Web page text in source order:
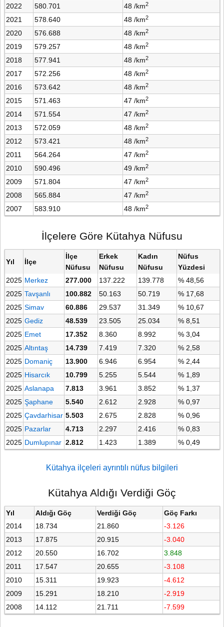
2022 580.701 48 /km2
2021 578.640 48 /km2
2020 576.688 48 /km2
2019 579.257 48 /km2
2018 577.941 48 /km2
2017 572.256 48 /km2
2016 573.642 48 /km2
2015 571.463 47 /km2
2014 571.554 47 /km2
2013 572.059 48 /km2
2012 573.421 48 /km2
2011 564.264 47 /km2
2010 590.496 49 /km2
2009 571.804 47 /km2
2008 565.884 47 /km2
2007 583.910 48 /km2
İlçelere Göre Kütahya Nüfusu
Yıl İlçe
İlçe
Nüfusu
Erkek
Nüfusu
Kadın
Nüfusu
Nüfus
Yüzdesi
2025 Merkez 277.000 137.222 139.778
% 48,56
2025 Tavşanlı 100.882 50.163 50.719
% 17,68
2025 Simav 60.886 29.537 31.349
% 10,67
2025 Gediz 48.539 23.505 25.034
% 8,51
2025 Emet 17.352 8.360 8.992
% 3,04
2025 Altıntaş 14.739 7.419 7.320
% 2,58
2025 Domaniç 13.900 6.946 6.954
% 2,44
2025 Hisarcık 10.799 5.255 5.544
% 1,89
2025 Aslanapa 7.813 3.961 3.852
% 1,37
2025 Şaphane 5.540 2.612 2.928
% 0,97
2025 Çavdarhisar 5.503 2.675 2.828
% 0,96
2025 Pazarlar 4.713 2.297 2.416
% 0,83
2025 Dumlupınar 2.812 1.423 1.389 % 0,49
Kütahya ilçeleri ayrıntılı nüfus bilgileri
Kütahya Aldığı Verdiği Göç
Yıl Aldığı Göç Verdiği Göç
Göç Farkı
2014
18.734 21.860
-3.126
2013
17.875 20.915
-3.040
2012
20.550 16.702
3.848
2011
17.547 20.655
-3.108
2010
15.311 19.923
-4.612
2009
15.291 18.210
-2.919
2008
14.112 21.711 -7.599